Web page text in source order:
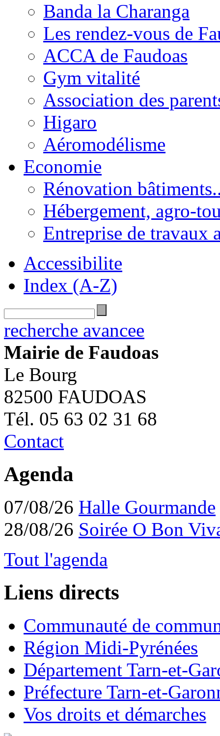
Banda la Charanga
Les rendez-vous de
ACCA de Faudoas
Gym vitalité
Association des
Higaro
Aéromodélisme
Economie
Rénovation
Hébergement, agro-
Entreprise de travaux
Accessibilite
Index (A-Z)
recherche avancee
Mairie de Faudoas
Le Bourg
82500 FAUDOAS
Tél. 05 63 02 31 68
Contact
Agenda
07/08/26 Halle Gourmande
28/08/26 Soirée O Bon
Tout l'agenda
Liens directs
Communauté de
Région Midi-Pyrénées
Département Tarn-et-
Préfecture Tarn-et-
Vos droits et démarches